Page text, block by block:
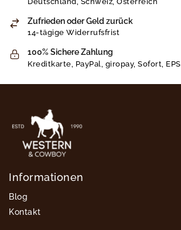
Zufrieden oder Geld zurück
14-tägige Widerrufsfrist
100% Sichere Zahlung
Kreditkarte, PayPal, giropay, Sofort, EPS
Informationen
Blog
Kontakt